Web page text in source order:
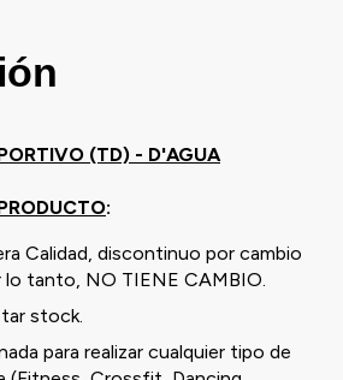
(TD) - D'AGUA
:
Calidad, discontinuo por cambio
lo tanto, NO TIENE CAMBIO.
stock.
para realizar cualquier tipo de